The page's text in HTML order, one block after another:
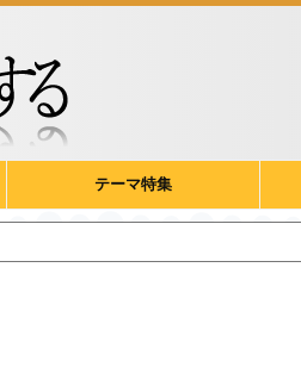
テーマ特集